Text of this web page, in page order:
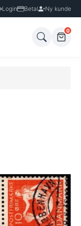
Login Betal Ny kunde
0